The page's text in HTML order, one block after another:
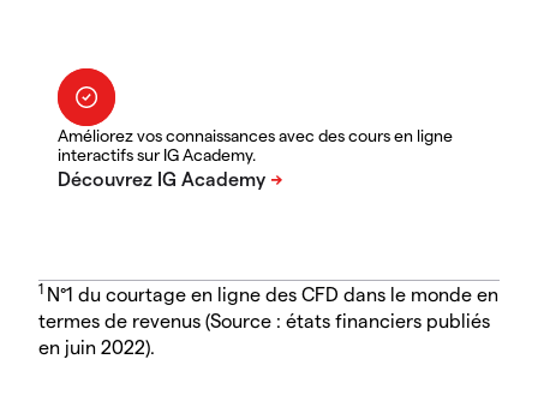
Améliorez vos connaissances avec des cours en ligne
interactifs sur IG Academy.
1 N°1 du courtage en ligne des CFD dans le monde en
termes de revenus (Source : états financiers publiés
en juin 2022).